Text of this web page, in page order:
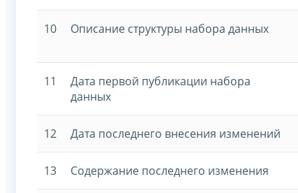
10 Описание структуры набора данных
11
Дата первой публикации набора
данных
12 Дата последнего внесения изменений
13 Содержание последнего изменения